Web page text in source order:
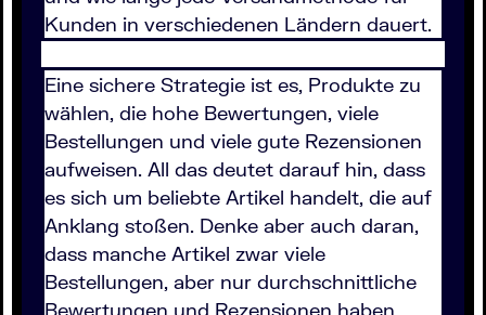
Kunden in verschiedenen Ländern dauert.
Eine sichere Strategie ist es, Produkte zu
wählen, die hohe Bewertungen, viele
Bestellungen und viele gute Rezensionen
aufweisen. All das deutet darauf hin, dass
es sich um beliebte Artikel handelt, die auf
Anklang stoßen. Denke aber auch daran,
dass manche Artikel zwar viele
Bestellungen, aber nur durchschnittliche
Bewertungen und Rezensionen haben